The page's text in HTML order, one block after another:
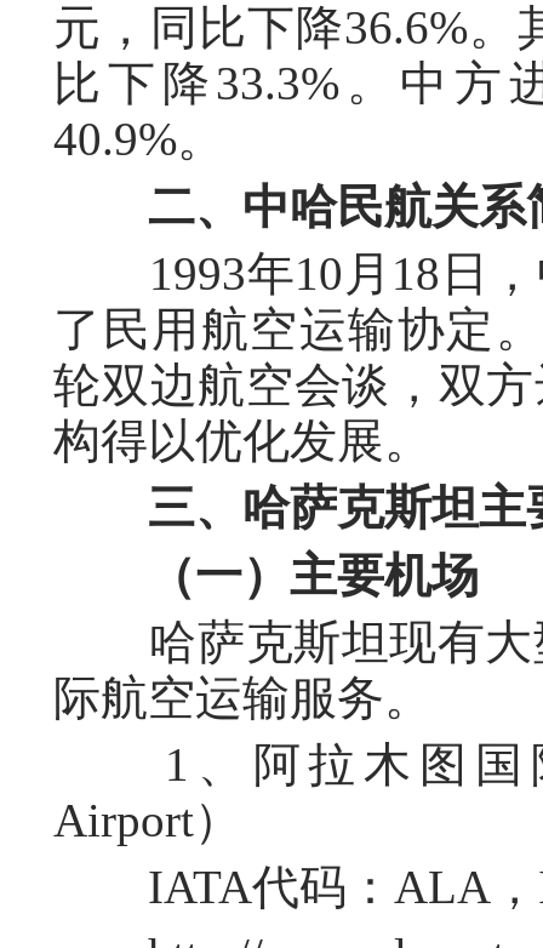
元，同比下降36.6%。
比下降33.3%。中方
40.9%。
二、中哈民航关系
1993年10月18日，
了民用航空运输协定
轮双边航空会谈，双
构得以优化发展。
三、哈萨克斯坦
（一）主要机场
哈萨克斯坦现有大
际航空运输服务。
1、阿拉木图国际
Airport）
IATA代码：ALA，